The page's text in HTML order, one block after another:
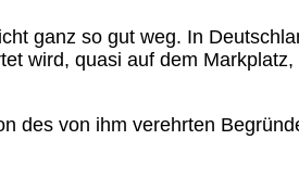
ganz so gut weg. In
wird, quasi auf dem
des von ihm verehrten